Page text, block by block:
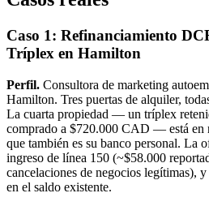
Caso 1: Refinanciamiento
Tríplex en Hamilton
Perfil. Consultora de marketing
Hamilton. Tres puertas de alquiler,
La cuarta propiedad — un tríplex
comprado a $720.000 CAD — está en
que también es su banco personal. La
ingreso de línea 150 (~$58.000
cancelaciones de negocios legítimas),
en el saldo existente.